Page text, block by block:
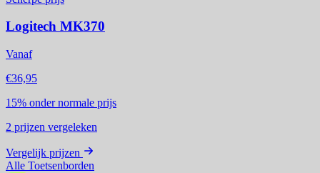
Logitech MK370
Vanaf
€36,95
15% onder normale prijs
2 prijzen vergeleken
Vergelijk prijzen
Alle Toetsenborden